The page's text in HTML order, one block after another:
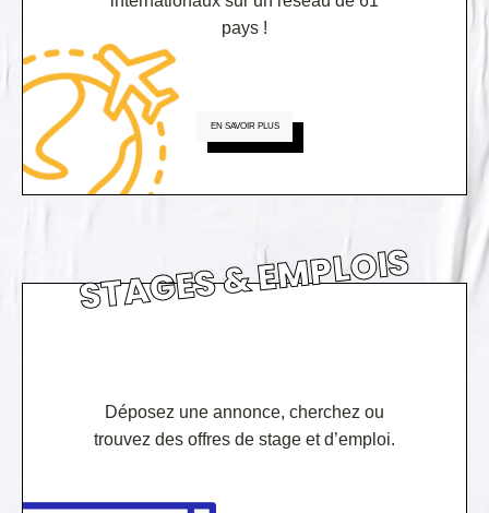
pays !
EN SAVOIR PLUS
STAGES & EMPLOIS
Déposez une annonce, cherchez ou
trouvez des offres de stage et d’emploi.